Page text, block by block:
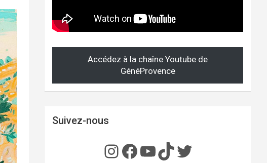
Accédez à la chaîne Youtube de
GénéProvence
Suivez-nous
Instagram
Facebook
YouTube
TikTok
Twitter